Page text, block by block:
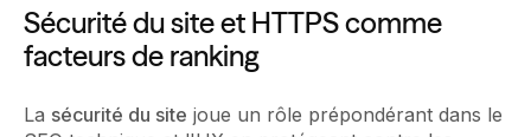
Sécurité du site et HTTPS comme
facteurs de ranking
La sécurité du site joue un rôle prépondérant dans le